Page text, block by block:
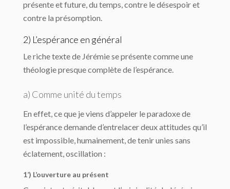
présente et future, du temps, contre le désespoir et
contre la présomption.
2) L’espérance en général
Le riche texte de Jérémie se présente comme une
théologie presque complète de l’espérance.
a) Comme unité du temps
En effet, ce que je viens d’appeler le paradoxe de
l’espérance demande d’entrelacer deux attitudes qu’il
est impossible, humainement, de tenir unies sans
éclatement, oscillation :
1’) L’ouverture au présent